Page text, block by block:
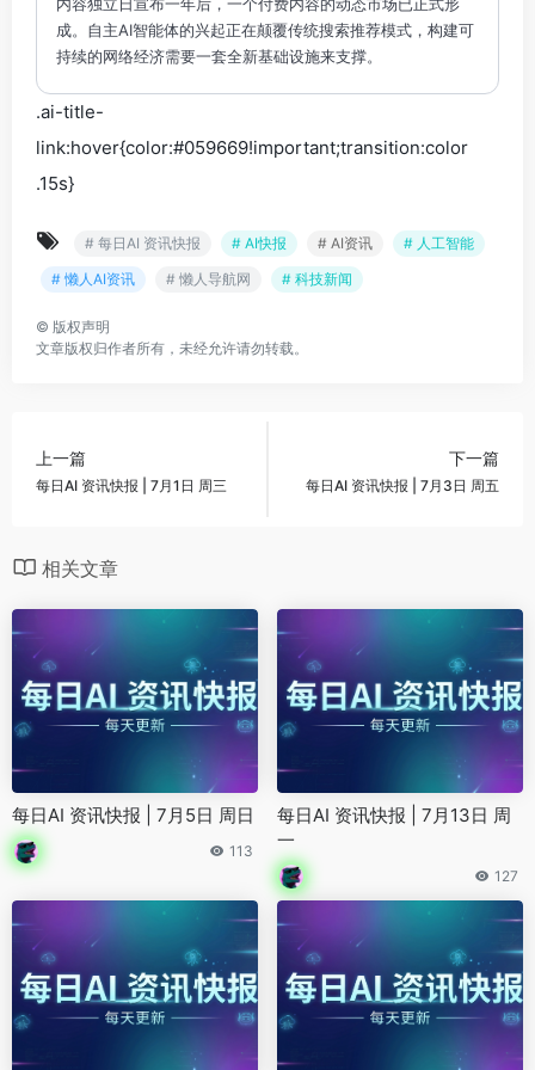
成。自主AI智能体的兴起正在颠覆传统搜索推荐模式，构建可
持续的网络经济需要一套全新基础设施来支撑。
.ai-title-
link:hover{color:#059669!important;transition:color
.15s}
# 每日AI 资讯快报 # AI快报 # AI资讯
# 人工智能
# 懒人AI资讯
# 懒人导航网 # 科技新闻
© 版权声明
文章版权归作者所有，未经允许请勿转载。
上一篇
每日AI 资讯快报 | 7月1日 周三
下一篇
每日AI 资讯快报 | 7月3日 周五
相关文章
每日AI 资讯快报 | 7月5日 周日
113
每日AI 资讯快报 | 7月13日 周
一
127